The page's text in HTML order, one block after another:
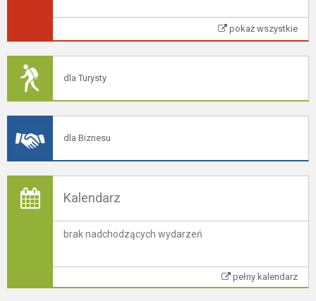
pokaż wszystkie
dla Turysty
dla Biznesu
Kalendarz
brak nadchodzących wydarzeń
pełny kalendarz